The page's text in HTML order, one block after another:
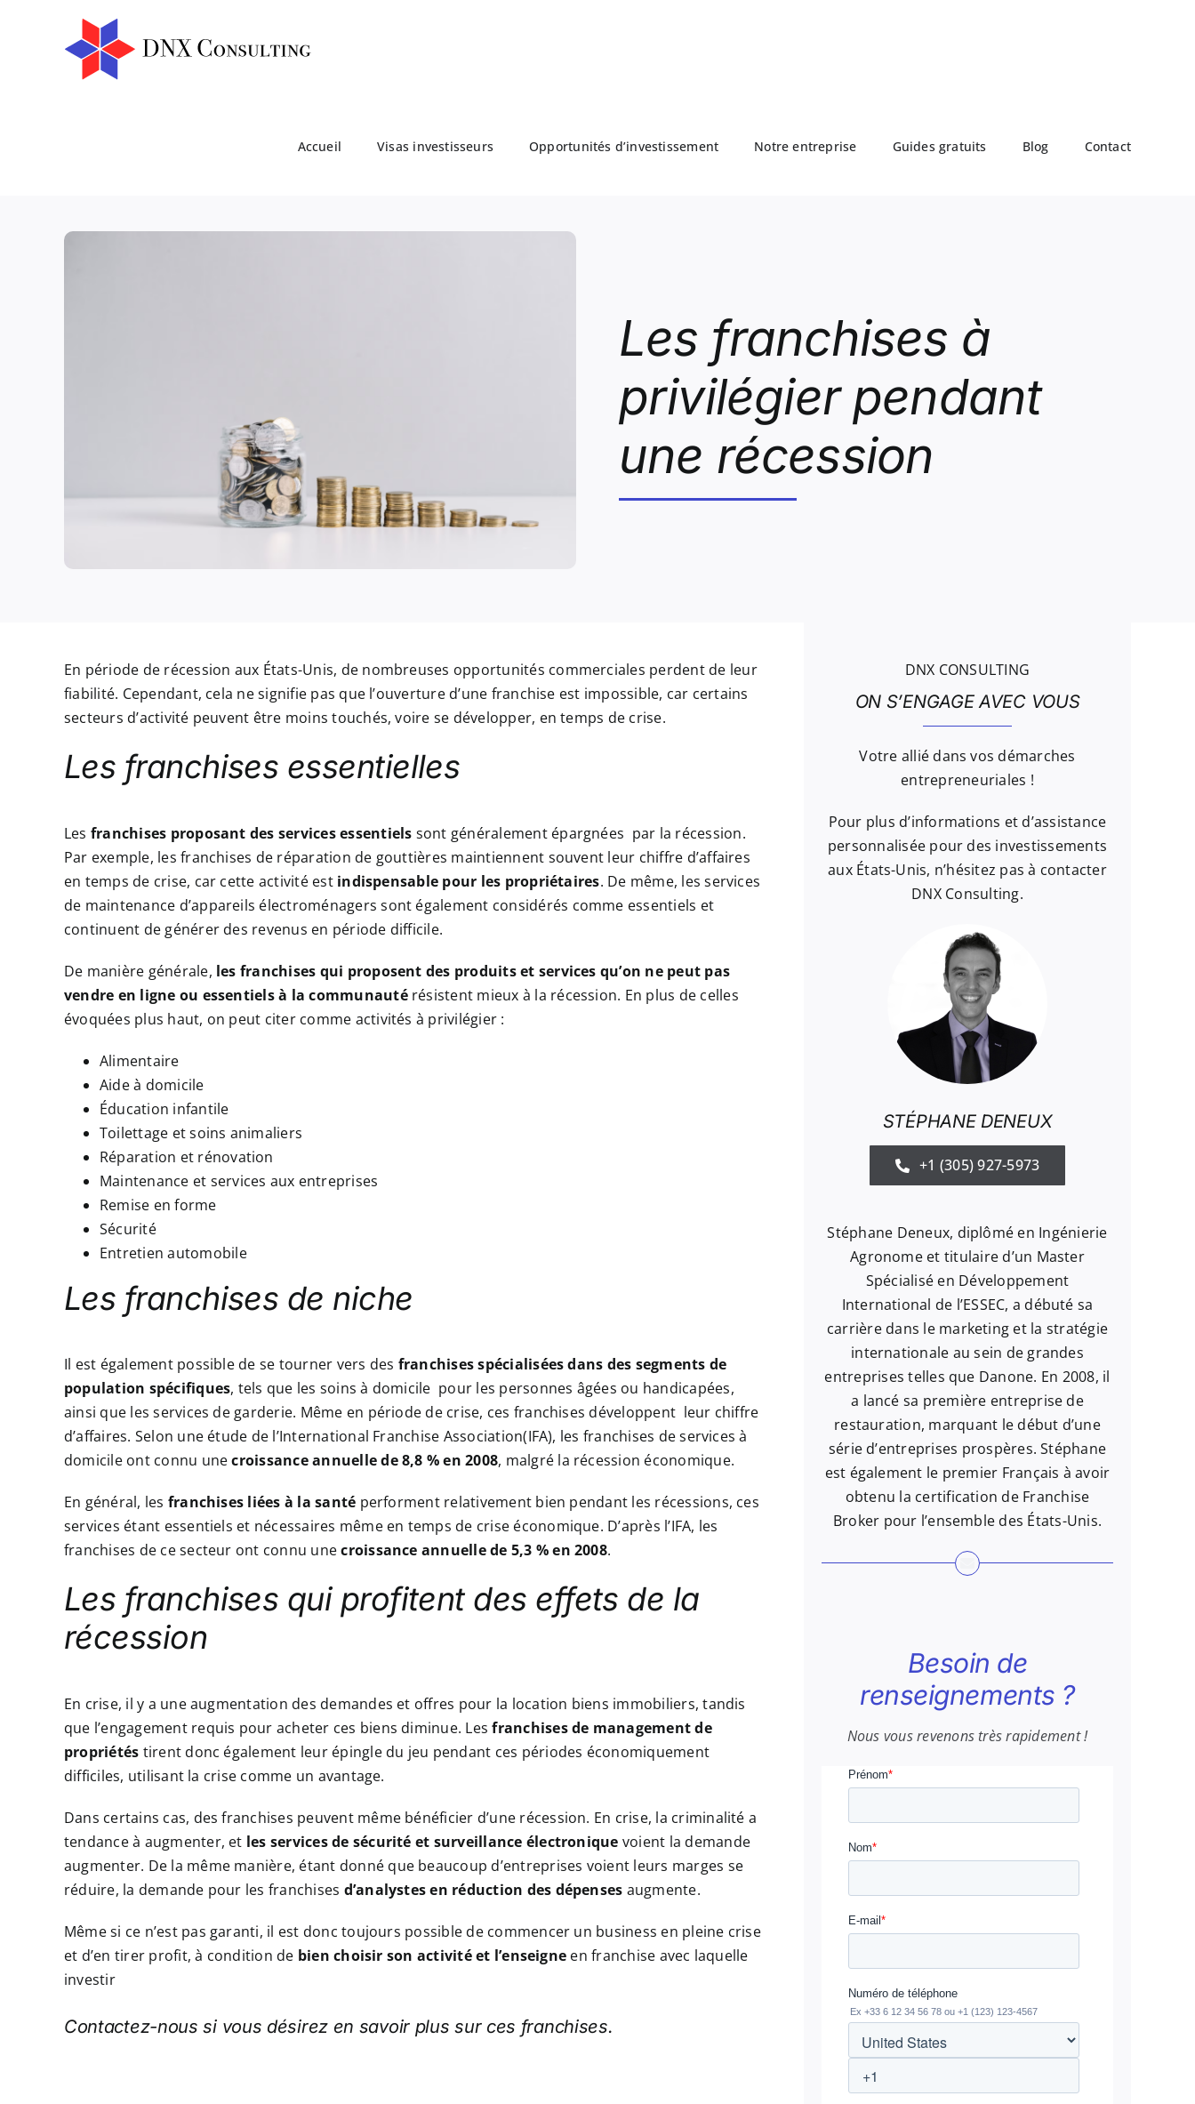
Accueil Visas investisseurs Opportunités d’investissement Notre entreprise Guides gratuits Blog Contact
Les franchises à
privilégier pendant
une récession
En période de récession aux États-Unis, de nombreuses opportunités commerciales perdent de leur
fiabilité. Cependant, cela ne signifie pas que l’ouverture d’une franchise est impossible, car certains
secteurs d’activité peuvent être moins touchés, voire se développer, en temps de crise.
Les franchises essentielles
Les franchises proposant des services essentiels sont généralement épargnées par la récession.
Par exemple, les franchises de réparation de gouttières maintiennent souvent leur chiffre d’affaires
en temps de crise, car cette activité est indispensable pour les propriétaires. De même, les services
de maintenance d’appareils électroménagers sont également considérés comme essentiels et
continuent de générer des revenus en période difficile.
De manière générale, les franchises qui proposent des produits et services qu’on ne peut pas
vendre en ligne ou essentiels à la communauté résistent mieux à la récession. En plus de celles
évoquées plus haut, on peut citer comme activités à privilégier :
Alimentaire
Aide à domicile
Éducation infantile
Toilettage et soins animaliers
Réparation et rénovation
Maintenance et services aux entreprises
Remise en forme
Sécurité
Entretien automobile
Les franchises de niche
Il est également possible de se tourner vers des franchises spécialisées dans des segments de
population spécifiques, tels que les soins à domicile pour les personnes âgées ou handicapées,
ainsi que les services de garderie. Même en période de crise, ces franchises développent leur chiffre
d’affaires. Selon une étude de l’International Franchise Association(IFA), les franchises de services à
domicile ont connu unecroissance annuelle de 8,8 % en 2008, malgré la récession économique.
En général, les franchises liées à la santé performent relativement bien pendant les récessions, ces
services étant essentiels et nécessaires même en temps de crise économique. D’après l’IFA, les
franchises de ce secteur ont connu unecroissance annuelle de 5,3 % en 2008.
Les franchises qui profitent des effets de la
récession
En crise, il y a une augmentation des demandes et offres pour la location biens immobiliers, tandis
que l’engagement requis pour acheter ces biens diminue. Les franchises de management de
propriétés tirent donc également leur épingle du jeu pendant ces périodes économiquement
difficiles, utilisant la crise comme un avantage.
Dans certains cas, des franchises peuvent même bénéficier d’une récession. En crise, la criminalité a
tendance à augmenter, et les services de sécurité et surveillance électronique voient la demande
augmenter. De la même manière, étant donné que beaucoup d’entreprises voient leurs marges se
réduire, la demande pour les franchises d’analystes en réduction des dépenses augmente.
Même si ce n’est pas garanti, il est donc toujours possible de commencer un business en pleine crise
et d’en tirer profit, à condition de bien choisir son activité et l’enseigne en franchise avec laquelle
investir
Contactez-nous si vous désirez en savoir plus sur ces franchises.
DNX CONSULTING
ON S’ENGAGE AVEC VOUS
Votre allié dans vos démarches
entrepreneuriales !
Pour plus d’informations et d’assistance
personnalisée pour des investissements
aux États-Unis, n’hésitez pas à contacter
DNX Consulting.
STÉPHANE DENEUX
+1 (305) 927-5973
Stéphane Deneux, diplômé en Ingénierie
Agronome et titulaire d’un Master
Spécialisé en Développement
International de l’ESSEC, a débuté sa
carrière dans le marketing et la stratégie
internationale au sein de grandes
entreprises telles que Danone. En 2008, il
a lancé sa première entreprise de
restauration, marquant le début d’une
série d’entreprises prospères. Stéphane
est également le premier Français à avoir
obtenu la certification de Franchise
Broker pour l’ensemble des États-Unis.
Besoin de
renseignements ?
Nous vous revenons très rapidement !